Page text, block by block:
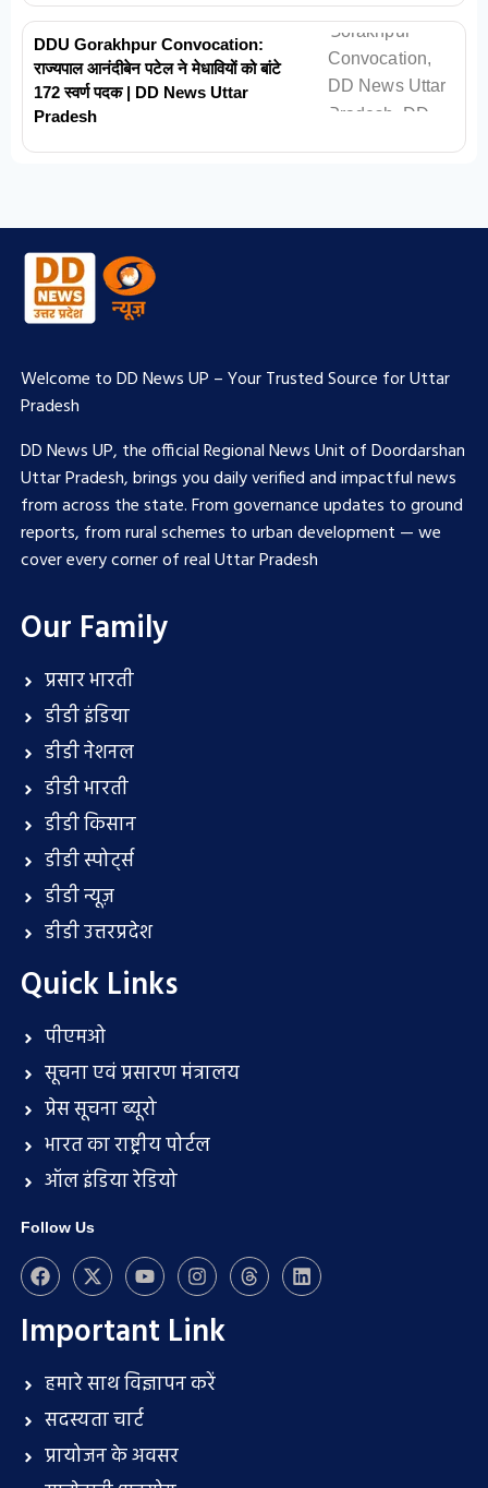
DDU Gorakhpur Convocation:
राज्यपाल आनंदीबेन पटेल ने मेधावियों को बांटे
172 स्वर्ण पदक | DD News Uttar
Pradesh
Welcome to DD News UP – Your Trusted Source for Uttar
Pradesh
DD News UP, the official Regional News Unit of Doordarshan
Uttar Pradesh, brings you daily verified and impactful news
from across the state. From governance updates to ground
reports, from rural schemes to urban development — we
cover every corner of real Uttar Pradesh
Our Family
प्रसार भारती
डीडी इंडिया
डीडी नेशनल
डीडी भारती
डीडी किसान
डीडी स्पोर्ट्स
डीडी न्यूज़
डीडी उत्तरप्रदेश
Quick Links
पीएमओ
सूचना एवं प्रसारण मंत्रालय
प्रेस सूचना ब्यूरो
भारत का राष्ट्रीय पोर्टल
ऑल इंडिया रेडियो
Follow Us
Important Link
हमारे साथ विज्ञापन करें
सदस्यता चार्ट
प्रायोजन के अवसर